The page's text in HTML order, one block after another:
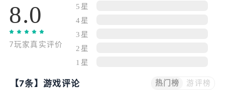
8.0
7玩家真实评价
5星
4星
3星
2星
1星
【7条】游戏评论 热门榜 游评榜